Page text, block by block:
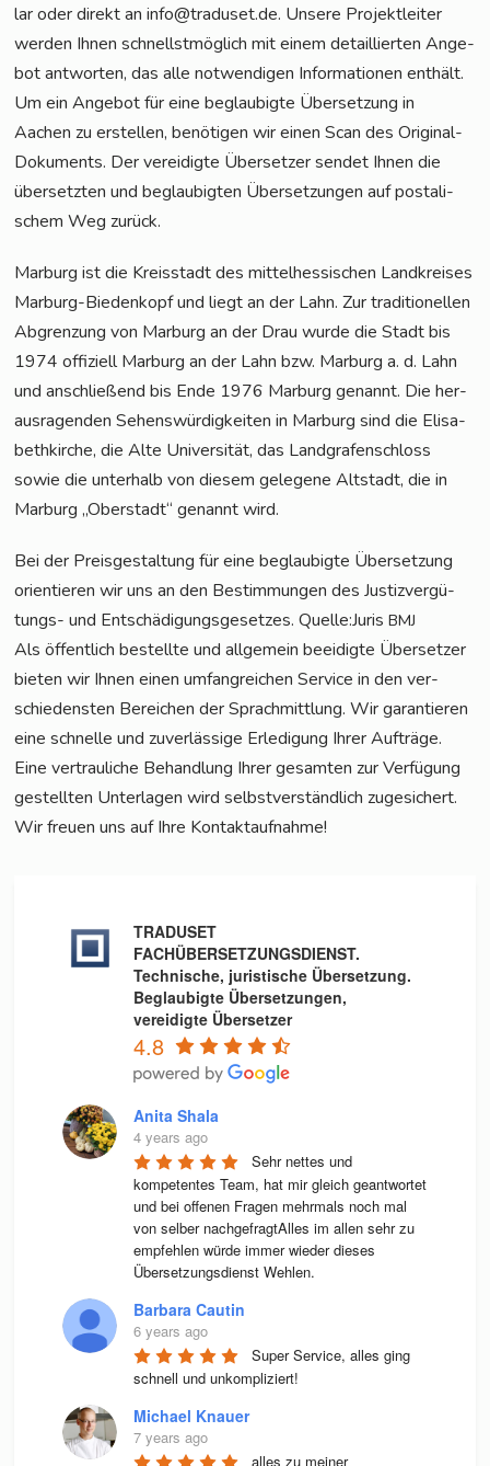
lar oder direkt an info@traduset.de. Unse­re Pro­jekt­lei­ter
wer­den Ihnen schnellst­mög­lich mit einem detail­lier­ten Ange­
bot ant­wor­ten, das alle not­wen­di­gen Infor­ma­tio­nen ent­hält.
Um ein Ange­bot für eine beglau­big­te Über­set­zung in
Aachen zu erstel­len, benö­ti­gen wir einen Scan des Ori­gi­nal-
Doku­ments. Der ver­ei­dig­te Über­set­zer sen­det Ihnen die
über­setz­ten und beglau­big­ten Über­set­zun­gen auf pos­ta­li­
schem Weg zurück.
Mar­burg ist die Kreis­stadt des mit­tel­hes­si­schen Land­krei­ses
Mar­burg-Bie­den­kopf und liegt an der Lahn. Zur tra­di­tio­nel­len
Abgren­zung von Mar­burg an der Drau wur­de die Stadt bis
1974 offi­zi­ell Mar­burg an der Lahn bzw. Mar­burg a. d. Lahn
und anschlie­ßend bis Ende 1976 Mar­burg genannt. Die her­
aus­ra­gen­den Sehens­wür­dig­kei­ten in Mar­burg sind die Eli­sa­
beth­kir­che, die Alte Uni­ver­si­tät, das Land­gra­fen­schloss
sowie die unter­halb von die­sem gele­ge­ne Alt­stadt, die in
Mar­burg „Ober­stadt“ genannt wird.
Bei der Preis­ge­stal­tung für eine beglau­big­te Über­set­zung
ori­en­tie­ren wir uns an den Bestim­mun­gen des Jus­tiz­ver­gü­
tungs- und Ent­schä­di­gungs­ge­set­zes. Quelle:JurisBMJ
Als öffent­lich bestell­te und all­ge­mein beei­dig­te Über­set­zer
bie­ten wir Ihnen einen umfang­rei­chen Ser­vice in den ver­
schie­dens­ten Berei­chen der Sprach­mitt­lung. Wir garan­tie­ren
eine schnel­le und zuver­läs­si­ge Erle­di­gung Ihrer Auf­trä­ge.
Eine ver­trau­li­che Behand­lung Ihrer gesam­ten zur Ver­fü­gung
gestell­ten Unter­la­gen wird selbst­ver­ständ­lich zuge­si­chert.
Wir freu­en uns auf Ihre Kontaktaufnahme!
TRADUSET
FACHÜBERSETZUNGSDIENST.
Technische, juristische Übersetzung.
Beglaubigte Übersetzungen,
vereidigte Übersetzer
4.8
Anita Shala
4 years ago
Sehr nettes und
kompetentes Team, hat mir gleich geantwortet
und bei offenen Fragen mehrmals noch mal
von selber nachgefragtAlles im allen sehr zu
empfehlen würde immer wieder dieses
Übersetzungsdienst Wehlen.
Barbara Cautin
6 years ago
Super Service, alles ging
schnell und unkompliziert!
Michael Knauer
7 years ago
alles zu meiner